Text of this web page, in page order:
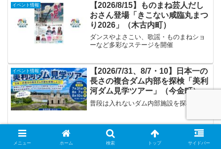
イベント情報
【2026/8/15】ものまね芸人だし
おさん登場「きこない咸臨丸まつ
り2026」（木古内町）
ダンスやよさこい、歌謡・ものまねショ
ーなど多彩なステージを開催
イベント情報
【2026/7/31、8/7・10】日本一の
長さの複合ダム内部を探検「美利
河ダム見学ツアー」（今金町）
普段は入れないダム内部施設を探検
イベント情報
【2026/8/2】海と浜辺で夏を満喫
するイベント「第40回元和台マリ
メニュー ホーム 検索 トップ サイドバー